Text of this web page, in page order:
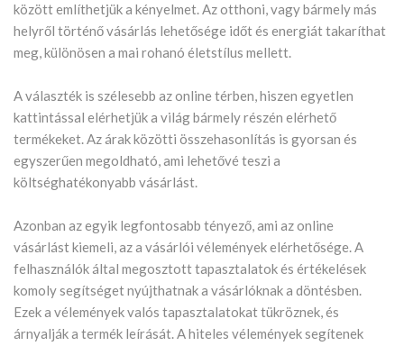
között említhetjük a kényelmet. Az otthoni, vagy bármely más
helyről történő vásárlás lehetősége időt és energiát takaríthat
meg, különösen a mai rohanó életstílus mellett.
A választék is szélesebb az online térben, hiszen egyetlen
kattintással elérhetjük a világ bármely részén elérhető
termékeket. Az árak közötti összehasonlítás is gyorsan és
egyszerűen megoldható, ami lehetővé teszi a
költséghatékonyabb vásárlást.
Azonban az egyik legfontosabb tényező, ami az online
vásárlást kiemeli, az a vásárlói vélemények elérhetősége. A
felhasználók által megosztott tapasztalatok és értékelések
komoly segítséget nyújthatnak a vásárlóknak a döntésben.
Ezek a vélemények valós tapasztalatokat tükröznek, és
árnyalják a termék leírását. A hiteles vélemények segítenek